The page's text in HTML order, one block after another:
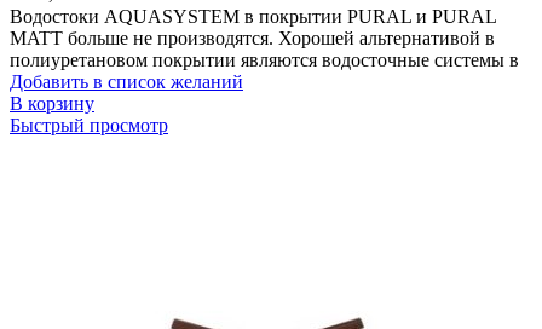
Водостоки AQUASYSTEM в покрытии PURAL и PURAL
MATT больше не производятся. Хорошей альтернативой в
полиуретановом покрытии являются водосточные системы в
Добавить в список желаний
В корзину
Быстрый просмотр